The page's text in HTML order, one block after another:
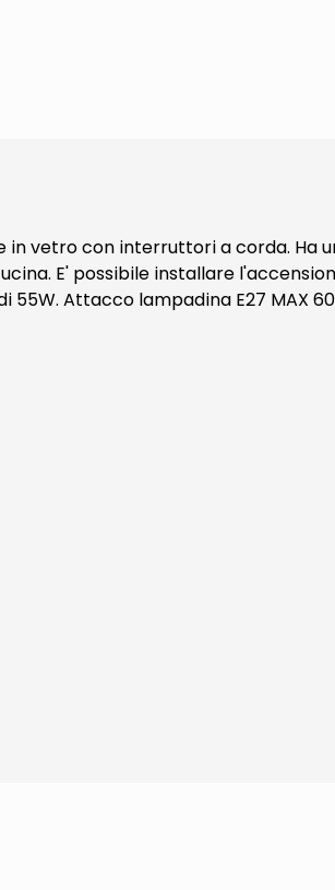
vetro con interruttori a corda. Ha
E' possibile installare
Attacco lampadina E27 MAX